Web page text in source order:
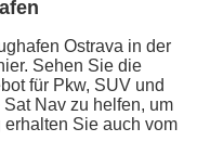
Ostrava in der
Sehen Sie die
für Pkw, SUV und
Nav zu helfen, um
Sie auch vom